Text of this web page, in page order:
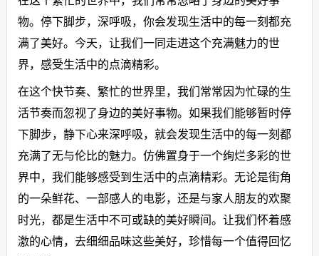
物。停下脚步，深呼吸，你会发现生活中的每一刻都充
满了美好。今天，让我们一同走进这个充满魅力的世
界，感受生活中的点滴精彩。
在这个快节奏、繁忙的世界里，我们常常因为忙碌的生
活节奏而忽视了身边的美好事物。如果我们能够暂时停
下脚步，静下心来深呼吸，就会发现生活中的每一刻都
充满了无与伦比的魅力。仿佛置身于一个绚烂多彩的世
界中，我们能够感受到生活中的点滴精彩。无论是街角
的一朵鲜花、一部感人的电影，还是与家人朋友的欢聚
时光，都是生活中不可或缺的美好瞬间。让我们怀着感
激的心情，去细细品味这些美好，珍惜每一个值得回忆